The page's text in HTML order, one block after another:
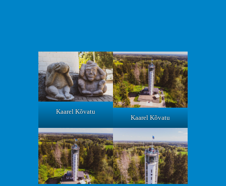
Kaarel Kõvatu
Kaarel Kõvatu